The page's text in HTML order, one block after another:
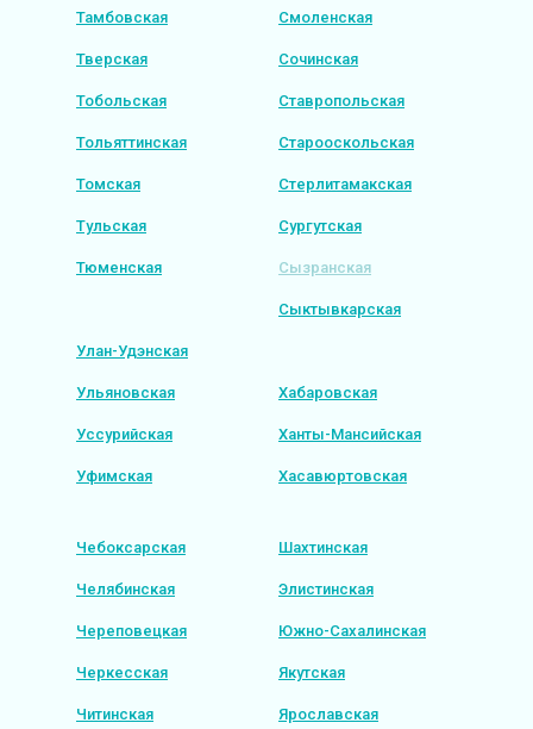
Смоленская
Сочинская
Ставропольская
Старооскольская
Стерлитамакская
Сургутская
Сызранская
Сыктывкарская
Тамбовская
Тверская
Тобольская
Тольяттинская
Томская
Тульская
Тюменская
Улан-Удэнская
Ульяновская
Уссурийская
Уфимская
Хабаровская
Ханты-Мансийская
Хасавюртовская
Чебоксарская
Челябинская
Череповецкая
Черкесская
Читинская
Шахтинская
Элистинская
Южно-Сахалинская
Якутская
Ярославская